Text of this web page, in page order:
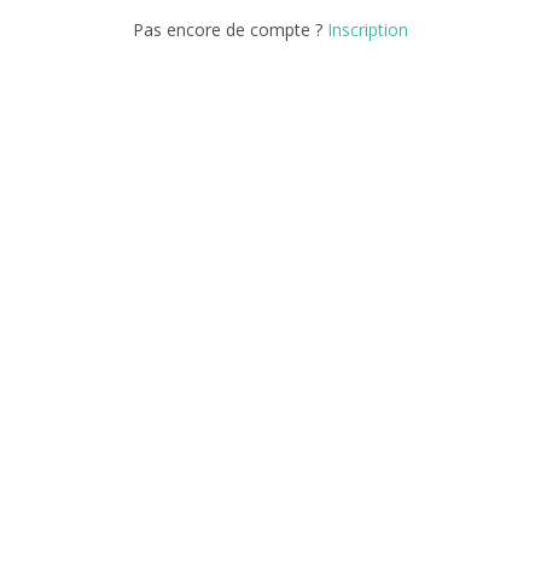
Pas encore de compte ? Inscription